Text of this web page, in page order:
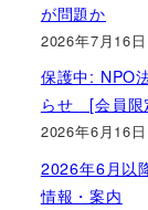
が問題か
2026年7月16日
保護中: NPO
らせ [会員限
2026年6月16日
2026年6月以
情報・案内